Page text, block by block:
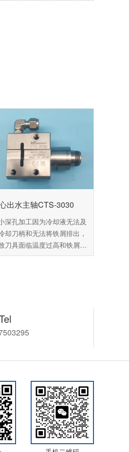
出水主轴CTS-3030
深孔加工因为冷却液无法及
却刀柄和无法将铁屑排出，
刀具面临温度过高和铁屑缠
现象，影响刀具的使用寿命
3030，采用主轴中心喷
刻刻处于冷却液的保护中，
介绍。